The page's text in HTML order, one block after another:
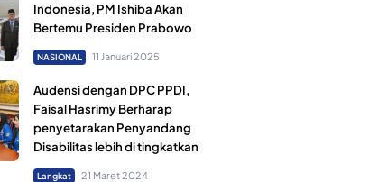
Indonesia, PM Ishiba Akan
Bertemu Presiden Prabowo
NASIONAL 11 Januari 2025
Audensi dengan DPC PPDI,
Faisal Hasrimy Berharap
penyetarakan Penyandang
Disabilitas lebih di tingkatkan
Langkat 21 Maret 2024